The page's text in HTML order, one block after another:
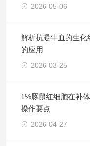
2026-05-06
解析抗凝牛血的生化
的应用
2026-03-25
1%豚鼠红细胞在补
操作要点
2026-04-27